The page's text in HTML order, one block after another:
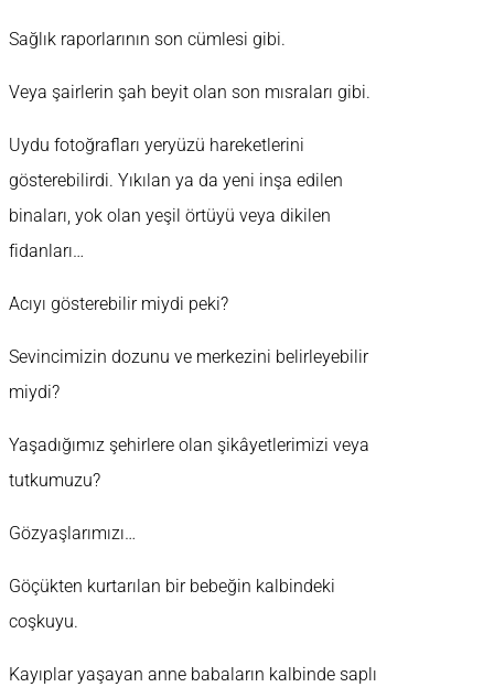
Sağlık raporlarının son cümlesi gibi.
Veya şairlerin şah beyit olan son mısraları gibi.
Uydu fotoğrafları yeryüzü hareketlerini
gösterebilirdi. Yıkılan ya da yeni inşa edilen
binaları, yok olan yeşil örtüyü veya dikilen
fidanları…
Acıyı gösterebilir miydi peki?
Sevincimizin dozunu ve merkezini belirleyebilir
miydi?
Yaşadığımız şehirlere olan şikâyetlerimizi veya
tutkumuzu?
Gözyaşlarımızı…
Göçükten kurtarılan bir bebeğin kalbindeki
coşkuyu.
Kayıplar yaşayan anne babaların kalbinde saplı